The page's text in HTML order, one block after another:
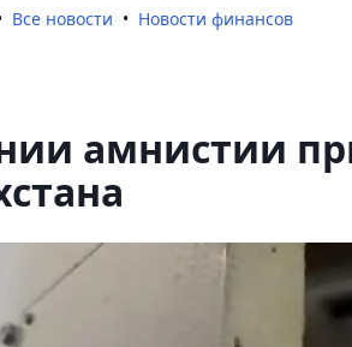
Все новости Новости финансов
амнистии